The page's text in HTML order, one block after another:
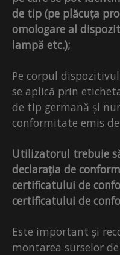
de tip (pe plăcuța
omologare al
lampă etc.);
Pe corpul
se aplică prin
de tip germană și
conformitate emis de
Utilizatorul trebuie
declarația de
certificatului de
certificatului de
Este important și
montarea surselor